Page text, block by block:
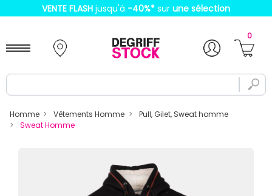
VENTE FLASH jusqu'à -40%* sur une sélection
0
Homme Vêtements Homme
Pull, Gilet, Sweat homme
Sweat Homme